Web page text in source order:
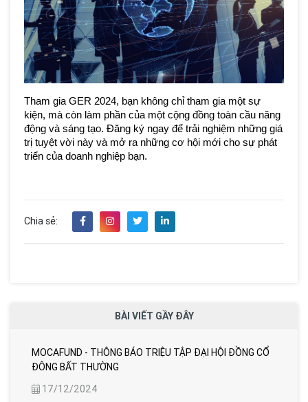
Tham gia GER 2024, bạn không chỉ tham gia một sự
kiện, mà còn làm phần của một cộng đồng toàn cầu năng
động và sáng tạo. Đăng ký ngay để trải nghiệm những giá
trị tuyệt vời này và mở ra những cơ hội mới cho sự phát
triển của doanh nghiệp bạn.
Chia sẻ:
BÀI VIẾT GẦY ĐÂY
MOCAFUND - THÔNG BÁO TRIỆU TẬP ĐẠI HỘI ĐỒNG CỔ
ĐÔNG BẤT THƯỜNG
17/12/2024